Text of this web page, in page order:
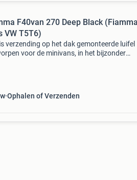
F40van 270 Deep Black (Fiamma
VW T5T6)
verzending op het dak gemonteerde luifel
voor de minivans, in het bijzonder
Ophalen of Verzenden